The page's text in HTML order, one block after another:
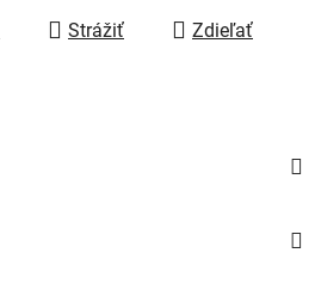
Strážiť Zdieľať